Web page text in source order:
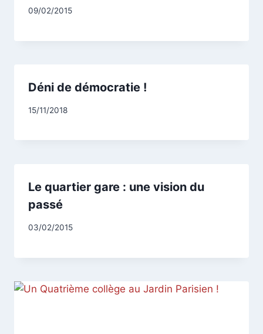
Par
09/02/2015
Déni de démocratie !
Par
15/11/2018
Le quartier gare : une vision du
passé
Par
03/02/2015